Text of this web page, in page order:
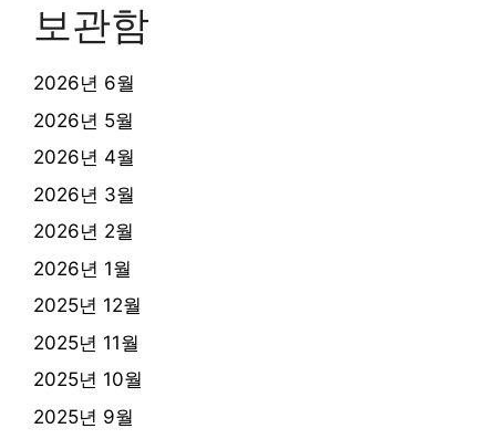
보관함
2026년 6월
2026년 5월
2026년 4월
2026년 3월
2026년 2월
2026년 1월
2025년 12월
2025년 11월
2025년 10월
2025년 9월